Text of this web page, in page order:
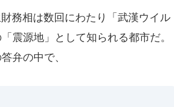
務相は数回にわたり「武漢ウイル
震源地」として知られる都市だ。
弁の中で、